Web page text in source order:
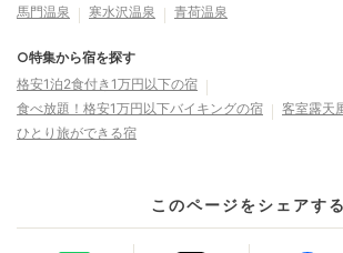
馬門温泉
寒水沢温泉 青荷温泉
○特集から宿を探す
格安1泊2食付き1万円以下の宿
食べ放題！格安1万円以下バイキングの宿
客室露天
ひとり旅ができる宿
このページをシェアする